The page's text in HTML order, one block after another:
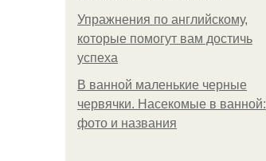
Упражнения по английскому,
которые помогут вам достичь
успеха
В ванной маленькие черные
червячки. Насекомые в ванной:
фото и названия